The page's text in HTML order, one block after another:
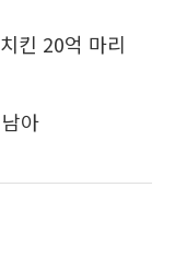
킨 20억 마리
아